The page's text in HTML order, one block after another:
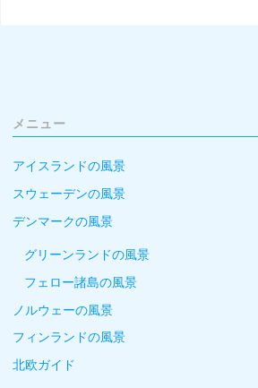
メニュー
アイスランドの風景
スウェーデンの風景
デンマークの風景
グリーンランドの風景
フェロー諸島の風景
ノルウェーの風景
フィンランドの風景
北欧ガイド